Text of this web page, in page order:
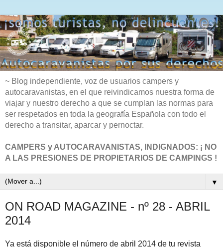
~ Blog independiente, voz de usuarios campers y
autocaravanistas, en el que reivindicamos nuestra forma de
viajar y nuestro derecho a que se cumplan las normas para
ser respetados en toda la geografía Española con todo el
derecho a transitar, aparcar y pernoctar.
CAMPERS y AUTOCARAVANISTAS, INDIGNADOS: ¡ NO
A LAS PRESIONES DE PROPIETARIOS DE CAMPINGS !
▼
ON ROAD MAGAZINE - nº 28 - ABRIL
2014
Ya está disponible el número de abril 2014 de tu revista